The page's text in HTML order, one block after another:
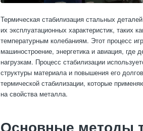
Термическая стабилизация стальных
их эксплуатационных характеристик, таких
температурным колебаниям. Этот процесс
машиностроение, энергетика и авиация, где
нагрузкам. Процесс стабилизации
структуры материала и повышения его
термической стабилизации, которые
на свойства металла.
Основные методы